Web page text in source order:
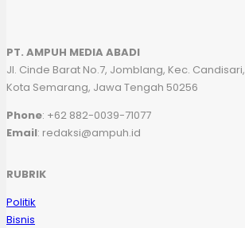
PT. AMPUH MEDIA ABADI
Jl. Cinde Barat No.7, Jomblang, Kec. Candisari,
Kota Semarang, Jawa Tengah 50256
Phone: +62 882-0039-71077
Email: redaksi@ampuh.id
RUBRIK
Politik
Bisnis